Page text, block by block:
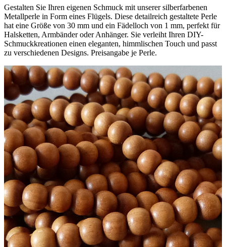
Gestalten Sie Ihren eigenen Schmuck mit unserer silberfarbenen
Metallperle in Form eines Flügels. Diese detailreich gestaltete Perle
hat eine Größe von 30 mm und ein Fädelloch von 1 mm, perfekt für
Halsketten, Armbänder oder Anhänger. Sie verleiht Ihren DIY-
Schmuckkreationen einen eleganten, himmlischen Touch und passt
zu verschiedenen Designs. Preisangabe je Perle.